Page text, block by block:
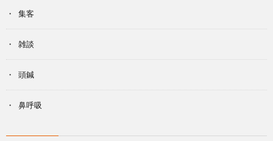
集客
雑談
頭鍼
鼻呼吸